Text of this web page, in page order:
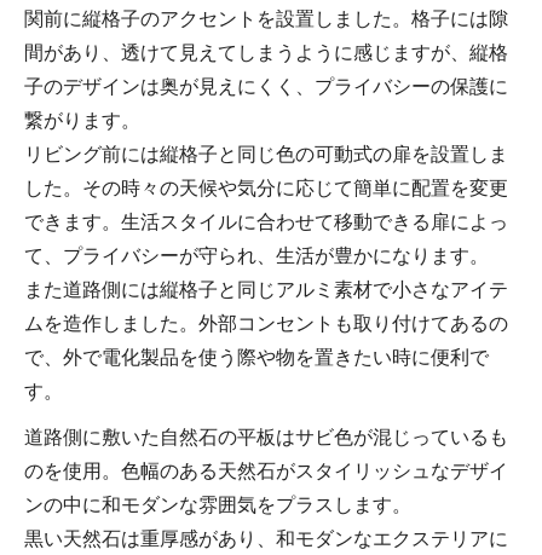
関前に縦格子のアクセントを設置しました。格子には隙
間があり、透けて見えてしまうように感じますが、縦格
子のデザインは奥が見えにくく、プライバシーの保護に
繋がります。
リビング前には縦格子と同じ色の可動式の扉を設置しま
した。その時々の天候や気分に応じて簡単に配置を変更
できます。生活スタイルに合わせて移動できる扉によっ
て、プライバシーが守られ、生活が豊かになります。
また道路側には縦格子と同じアルミ素材で小さなアイテ
ムを造作しました。外部コンセントも取り付けてあるの
で、外で電化製品を使う際や物を置きたい時に便利で
す。
道路側に敷いた自然石の平板はサビ色が混じっているも
のを使用。色幅のある天然石がスタイリッシュなデザイ
ンの中に和モダンな雰囲気をプラスします。
黒い天然石は重厚感があり、和モダンなエクステリアに